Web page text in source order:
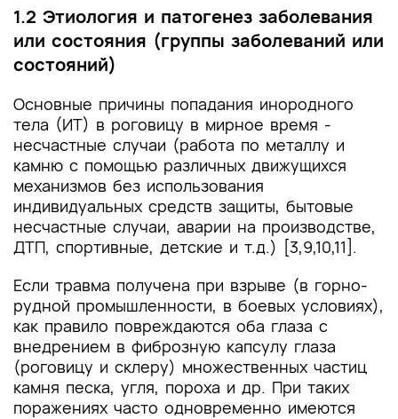
Приложение Г1-ГN. Шкалы оценки, вопросники
и другие оценочные инструменты состояния
пациента, приведенные в клинических
1.2 Этиология и патогенез заболевания
или состояния (группы заболеваний или
состояний)
Основные причины попадания инородного
тела (ИТ) в роговицу в мирное время -
несчастные случаи (работа по металлу и
камню с помощью различных движущихся
механизмов без использования
индивидуальных средств защиты, бытовые
несчастные случаи, аварии на производстве,
ДТП, спортивные, детские и т.д.) [3,9,10,11].
Если травма получена при взрыве (в горно-
рудной промышленности, в боевых условиях),
как правило повреждаются оба глаза с
внедрением в фиброзную капсулу глаза
(роговицу и склеру) множественных частиц
камня песка, угля, пороха и др. При таких
поражениях часто одновременно имеются